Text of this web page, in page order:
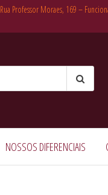
Rua Professor Moraes, 169 –
NOSSOS DIFERENCIAIS